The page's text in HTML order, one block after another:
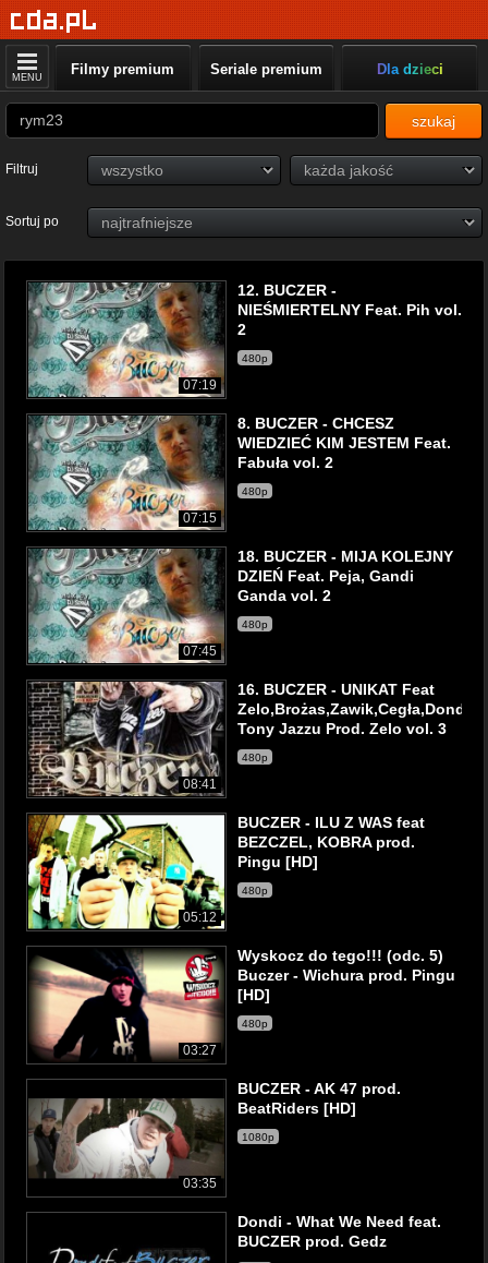
MENU Filmy premium Seriale premium Dla dzieci
szukaj
Filtruj
Sortuj po
07:19
12. BUCZER -
NIEŚMIERTELNY Feat. Pih vol.
2
480p
07:15
8. BUCZER - CHCESZ
WIEDZIEĆ KIM JESTEM Feat.
Fabuła vol. 2
480p
07:45
18. BUCZER - MIJA KOLEJNY
DZIEŃ Feat. Peja, Gandi
Ganda vol. 2
480p
08:41
16. BUCZER - UNIKAT Feat
Tony Jazzu Prod. Zelo vol. 3
480p
05:12
BUCZER - ILU Z WAS feat
BEZCZEL, KOBRA prod.
Pingu [HD]
480p
03:27
Wyskocz do tego!!! (odc. 5)
Buczer - Wichura prod. Pingu
[HD]
480p
03:35
BUCZER - AK 47 prod.
BeatRiders [HD]
1080p
Dondi - What We Need feat.
BUCZER prod. Gedz